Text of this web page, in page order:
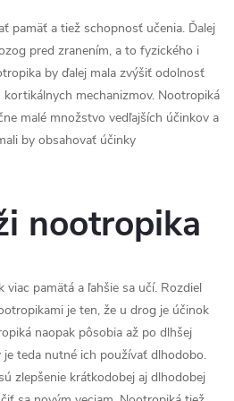
pamäť a tiež schopnosť učenia. Ďalej
pred zranením, a to fyzického i
by ďalej mala zvýšiť odolnosť
mechanizmov. Nootropiká
malé množstvo vedľajších účinkov a
by obsahovať účinky
nootropika
pamätá a ľahšie sa učí. Rozdiel
je ten, že u drog je účinok
naopak pôsobia až po dlhšej
je teda nutné ich používať dlhodobo.
zlepšenie krátkodobej aj dlhodobej